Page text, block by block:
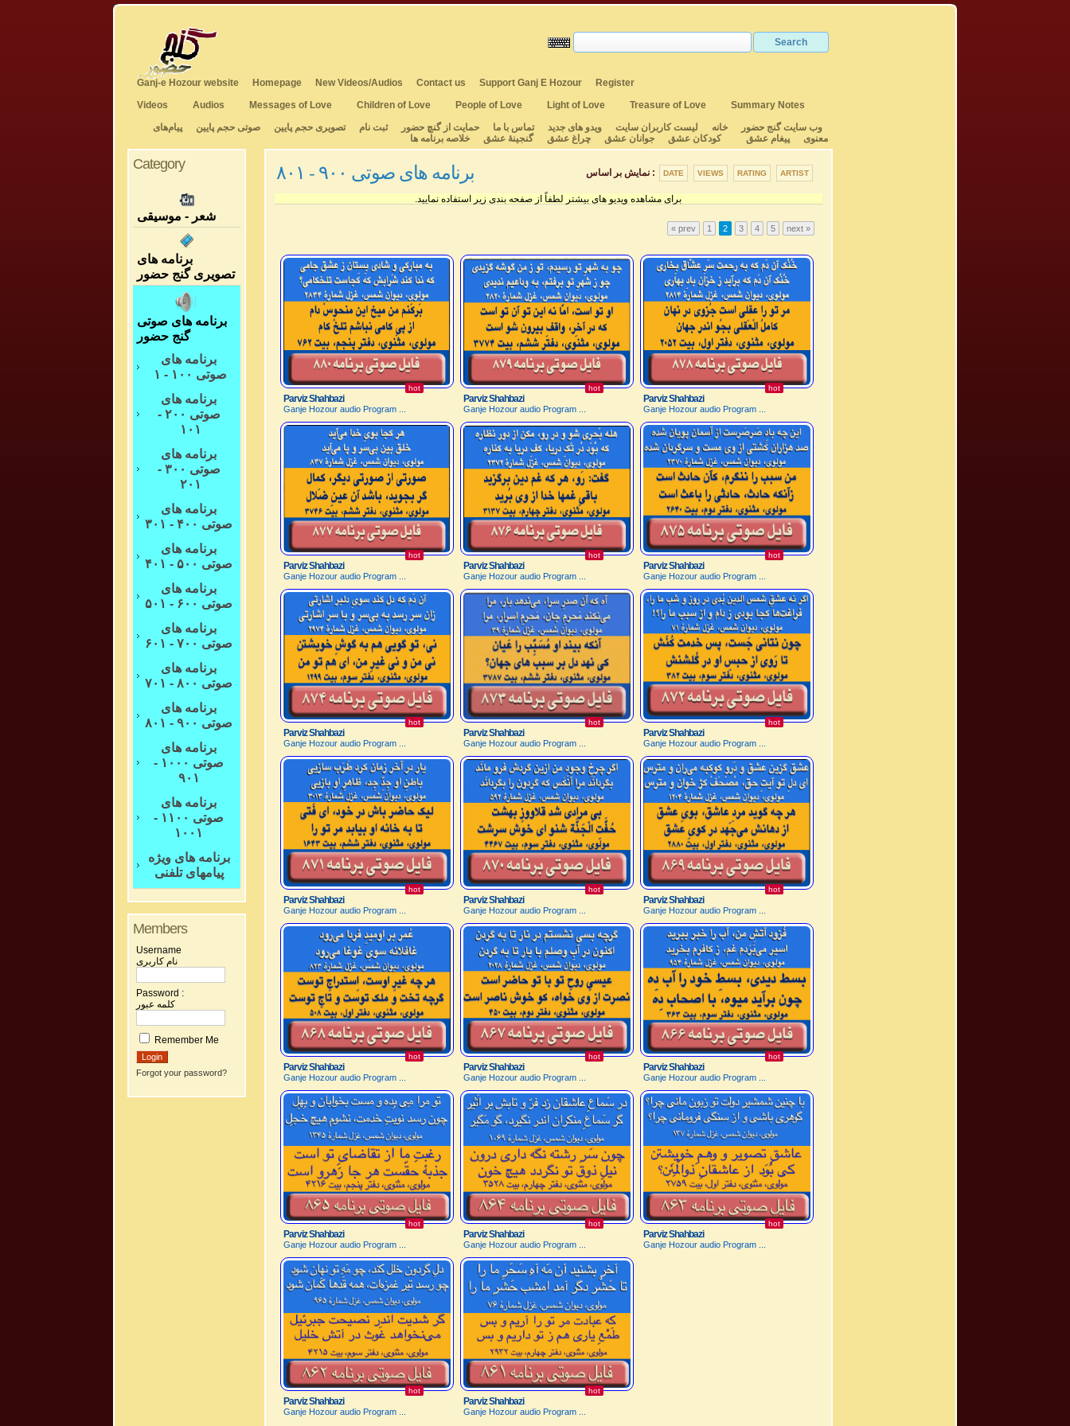
Ganj-e Hozour website Homepage New Videos/Audios Contact us Support Ganj E Hozour
Register
Videos
Audios Messages of Love Children of Love People of Love Light of Love Treasure of Love
Summary Notes
وب سایت گنج حضور
خانه لیست کاربران سایت ویدو های جدید تماس با ما حمایت از گنچ حضور ثبت نام تصویری حجم پایین صوتی حجم پایین
پیام‌های
معنوی
پیغام عشق کودکان عشق جوانان عشق چراغ عشق گنجینهٔ عشق خلاصه برنامه ها
Category
شعر - موسیقی
برنامه های
تصویری گنج حضور
برنامه های صوتی
گنج حضور
برنامه های
صوتی ۱۰۰ - ۱
برنامه های
صوتی ۲۰۰ -
۱۰۱
برنامه های
صوتی ۳۰۰ -
۲۰۱
برنامه های
صوتی ۴۰۰ - ۳۰۱
برنامه های
صوتی ۵۰۰ - ۴۰۱
برنامه های
صوتی ۶۰۰ - ۵۰۱
برنامه های
صوتی ۷۰۰ - ۶۰۱
برنامه های
صوتی ۸۰۰ - ۷۰۱
برنامه های
صوتی ۹۰۰ - ۸۰۱
برنامه های
صوتی ۱۰۰۰ -
۹۰۱
برنامه های
صوتی ۱۱۰۰ -
۱۰۰۱
برنامه های ویژه
پیامهای تلفنی
Members
Username
نام کاربری
Password :
کلمه عبور
Remember Me
Forgot your password?
برنامه های صوتی ۹۰۰ - ۸۰۱ نمایش بر اساس : DATE VIEWS RATING ARTIST
برای مشاهده ویدیو های بیشتر لطفاً از صفحه بندی زیر استفاده نمایید.
« prev 1 2 3 4 5 next »
hot
Parviz Shahbazi
Ganje Hozour audio Program ...
hot
Parviz Shahbazi
Ganje Hozour audio Program ...
hot
Parviz Shahbazi
Ganje Hozour audio Program ...
hot
Parviz Shahbazi
Ganje Hozour audio Program ...
hot
Parviz Shahbazi
Ganje Hozour audio Program ...
hot
Parviz Shahbazi
Ganje Hozour audio Program ...
hot
Parviz Shahbazi
Ganje Hozour audio Program ...
hot
Parviz Shahbazi
Ganje Hozour audio Program ...
hot
Parviz Shahbazi
Ganje Hozour audio Program ...
hot
Parviz Shahbazi
Ganje Hozour audio Program ...
hot
Parviz Shahbazi
Ganje Hozour audio Program ...
hot
Parviz Shahbazi
Ganje Hozour audio Program ...
hot
Parviz Shahbazi
Ganje Hozour audio Program ...
hot
Parviz Shahbazi
Ganje Hozour audio Program ...
hot
Parviz Shahbazi
Ganje Hozour audio Program ...
hot
Parviz Shahbazi
Ganje Hozour audio Program ...
hot
Parviz Shahbazi
Ganje Hozour audio Program ...
hot
Parviz Shahbazi
Ganje Hozour audio Program ...
hot
Parviz Shahbazi
Ganje Hozour audio Program ...
hot
Parviz Shahbazi
Ganje Hozour audio Program ...